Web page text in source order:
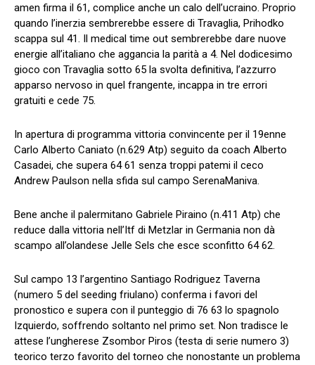
amen firma il 61, complice anche un calo dell’ucraino. Proprio
quando l’inerzia sembrerebbe essere di Travaglia, Prihodko
scappa sul 41. Il medical time out sembrerebbe dare nuove
energie all’italiano che aggancia la parità a 4. Nel dodicesimo
gioco con Travaglia sotto 65 la svolta definitiva, l’azzurro
apparso nervoso in quel frangente, incappa in tre errori
gratuiti e cede 75.
In apertura di programma vittoria convincente per il 19enne
Carlo Alberto Caniato (n.629 Atp) seguito da coach Alberto
Casadei, che supera 64 61 senza troppi patemi il ceco
Andrew Paulson nella sfida sul campo SerenaManiva.
Bene anche il palermitano Gabriele Piraino (n.411 Atp) che
reduce dalla vittoria nell’Itf di Metzlar in Germania non dà
scampo all’olandese Jelle Sels che esce sconfitto 64 62.
Sul campo 13 l’argentino Santiago Rodriguez Taverna
(numero 5 del seeding friulano) conferma i favori del
pronostico e supera con il punteggio di 76 63 lo spagnolo
Izquierdo, soffrendo soltanto nel primo set. Non tradisce le
attese l’ungherese Zsombor Piros (testa di serie numero 3)
teorico terzo favorito del torneo che nonostante un problema